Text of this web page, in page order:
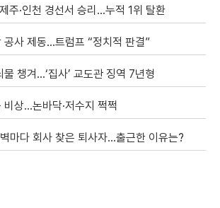
주·인천 경선서 승리…누적 1위 탈환
공사 제동…트럼프 “정치적 판결”
챙겨…‘집사’ 교도관 징역 7년형
비상…논바닥·저수지 쩍쩍
마다 회사 찾은 퇴사자…출근한 이유는?